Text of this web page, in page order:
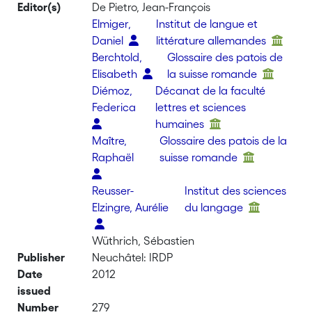
Editor(s)
De Pietro, Jean-François
Elmiger,
Daniel
Institut de langue et
littérature allemandes
Berchtold,
Elisabeth
Glossaire des patois de
la suisse romande
Diémoz,
Federica
Décanat de la faculté
lettres et sciences
humaines
Maître,
Raphaël
Glossaire des patois de la
suisse romande
Reusser-
Elzingre, Aurélie
Institut des sciences
du langage
Wüthrich, Sébastien
Publisher
Neuchâtel: IRDP
Date
issued
2012
Number
279